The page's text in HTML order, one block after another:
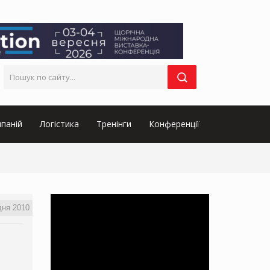
Логістика Тренінги Конференції
2010